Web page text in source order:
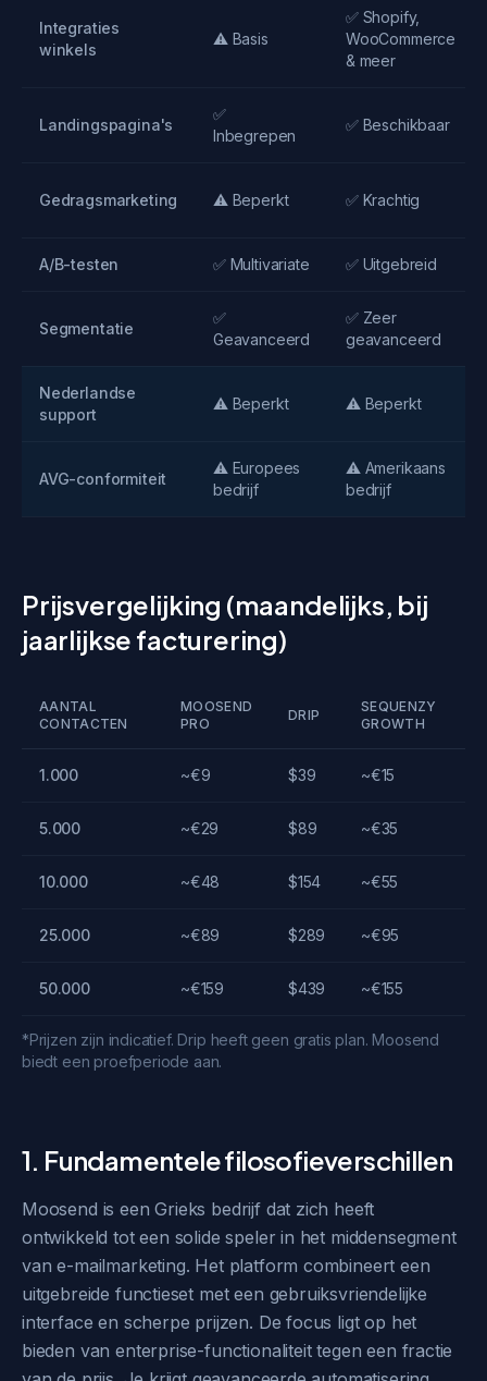
Integraties
winkels
⚠️ Basis
✅ Shopify,
WooCommerce
& meer
Landingspagina's
✅
Inbegrepen
✅ Beschikbaar
Gedragsmarketing ⚠️ Beperkt ✅ Krachtig
A/B-testen ✅ Multivariate ✅ Uitgebreid
Segmentatie
✅
Geavanceerd
✅ Zeer
geavanceerd
Nederlandse
support
⚠️ Beperkt ⚠️ Beperkt
AVG-conformiteit
⚠️ Europees
bedrijf
⚠️ Amerikaans
bedrijf
Prijsvergelijking (maandelijks, bij
jaarlijkse facturering)
AANTAL
CONTACTEN
MOOSEND
PRO
DRIP
SEQUENZY
GROWTH
1.000 ~€9 $39 ~€15
5.000 ~€29 $89 ~€35
10.000 ~€48 $154 ~€55
25.000 ~€89 $289 ~€95
50.000 ~€159 $439 ~€155
*Prijzen zijn indicatief. Drip heeft geen gratis plan. Moosend
biedt een proefperiode aan.
1. Fundamentele filosofieverschillen
Moosend is een Grieks bedrijf dat zich heeft
ontwikkeld tot een solide speler in het middensegment
van e-mailmarketing. Het platform combineert een
uitgebreide functieset met een gebruiksvriendelijke
interface en scherpe prijzen. De focus ligt op het
bieden van enterprise-functionaliteit tegen een fractie